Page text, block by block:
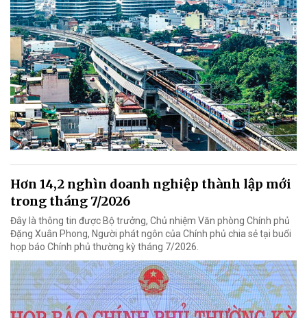
Hơn 14,2 nghìn doanh nghiệp thành lập mới
trong tháng 7/2026
Đây là thông tin được Bộ trưởng, Chủ nhiệm Văn phòng Chính phủ
Đặng Xuân Phong, Người phát ngôn của Chính phủ chia sẻ tại buổi
họp báo Chính phủ thường kỳ tháng 7/2026.